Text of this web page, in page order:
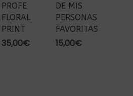
PROFE
FLORAL
PRINT
35,00€
DE MIS
PERSONAS
FAVORITAS
15,00€